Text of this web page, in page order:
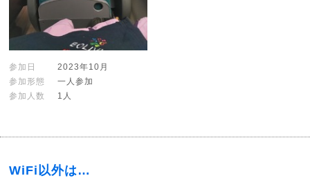
参加日
2023年10月
参加形態
一人参加
参加人数
1人
WiFi以外は…